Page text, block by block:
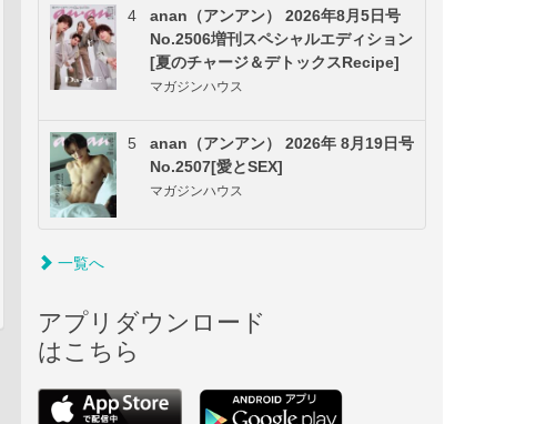
4
anan（アンアン） 2026年8月5日号
No.2506増刊スペシャルエディション
[夏のチャージ＆デトックスRecipe]
マガジンハウス
5
anan（アンアン） 2026年 8月19日号
No.2507[愛とSEX]
マガジンハウス
一覧へ
アプリダウンロード
はこちら